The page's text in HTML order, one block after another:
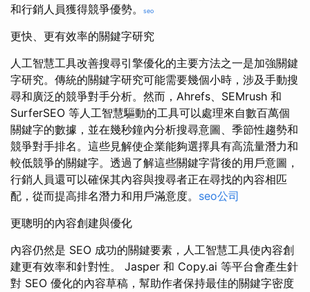
和行銷人員獲得競爭優勢。
seo
更快、更有效率的關鍵字研究
人工智慧工具改善搜尋引擎優化的主要方法之一是加強關鍵
字研究。傳統的關鍵字研究可能需要幾個小時，涉及手動搜
尋和廣泛的競爭對手分析。然而，Ahrefs、SEMrush 和
SurferSEO 等人工智慧驅動的工具可以處理來自數百萬個
關鍵字的數據，並在幾秒鐘內分析搜尋意圖、季節性趨勢和
競爭對手排名。這些見解使企業能夠選擇具有高流量潛力和
較低競爭的關鍵字。透過了解這些關鍵字背後的用戶意圖，
行銷人員還可以確保其內容與搜尋者正在尋找的內容相匹
配，從而提高排名潛力和用戶滿意度。 seo公司
更聰明的內容創建與優化
內容仍然是 SEO 成功的關鍵要素，人工智慧工具使內容創
建更有效率和針對性。 Jasper 和 Copy.ai 等平台會產生針
對 SEO 優化的內容草稿，幫助作者保持最佳的關鍵字密度